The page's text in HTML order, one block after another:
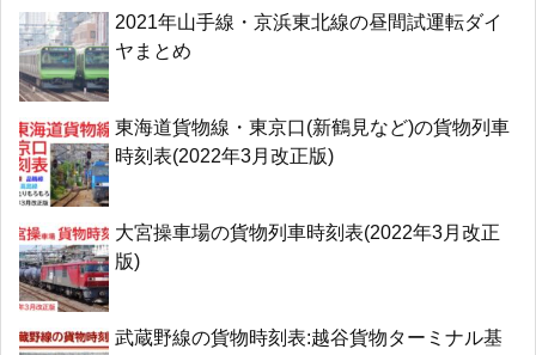
2021年山手線・京浜東北線の昼間試運転ダイ
ヤまとめ
東海道貨物線・東京口(新鶴見など)の貨物列車
時刻表(2022年3月改正版)
大宮操車場の貨物列車時刻表(2022年3月改正
版)
武蔵野線の貨物時刻表:越谷貨物ターミナル基